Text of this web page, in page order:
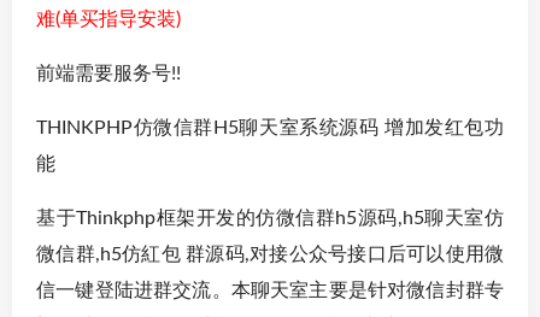
难(单买指导安装)
前端需要服务号!!
THINKPHP仿微信群H5聊天室系统源码 增加发红包功
能
基于Thinkphp框架开发的仿微信群h5源码,h5聊天室仿
微信群,h5仿紅包 群源码,对接公众号接口后可以使用微
信一键登陆进群交流。本聊天室主要是针对微信封群专